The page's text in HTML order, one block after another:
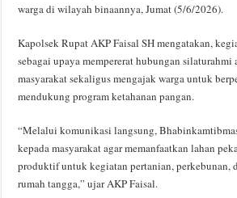
warga di wilayah binaannya, Jumat (5/6/2026).
Kapolsek Rupat AKP Faisal SH mengatakan,
sebagai upaya mempererat hubungan silaturahmi
masyarakat sekaligus mengajak warga untuk
mendukung program ketahanan pangan.
“Melalui komunikasi langsung,
kepada masyarakat agar memanfaatkan lahan
produktif untuk kegiatan pertanian, perkebunan,
rumah tangga,” ujar AKP Faisal.